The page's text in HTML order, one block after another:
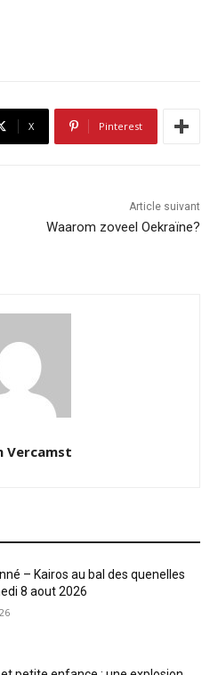
X Pinterest
Article suivant
Waarom zoveel Oekraïne?
Vercamst
– Kairos au bal des quenelles
8 aout 2026